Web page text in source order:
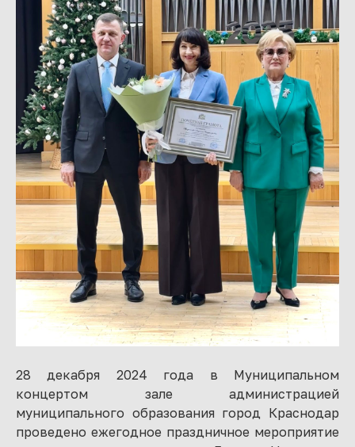
28 декабря 2024 года в Муниципальном
концертом зале администрацией
муниципального образования город Краснодар
проведено ежегодное праздничное мероприятие